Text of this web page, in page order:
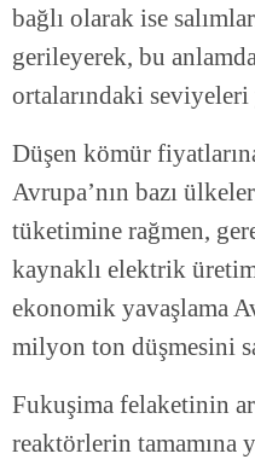
bağlı olarak ise
gerileyerek, bu
ortalarındaki
Düşen kömür
Avrupa’nın bazı
tüketimine rağmen,
kaynaklı elektrik
ekonomik yavaşlama
milyon ton düşmesini
Fukuşima felaketinin
reaktörlerin tamamına